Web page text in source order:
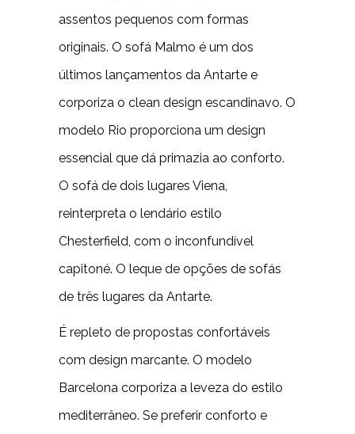
assentos pequenos com formas
originais. O sofá Malmo é um dos
últimos lançamentos da Antarte e
corporiza o clean design escandinavo. O
modelo Rio proporciona um design
essencial que dá primazia ao conforto.
O sofá de dois lugares Viena,
reinterpreta o lendário estilo
Chesterfield, com o inconfundível
capitoné. O leque de opções de sofás
de três lugares da Antarte.
É repleto de propostas confortáveis
com design marcante. O modelo
Barcelona corporiza a leveza do estilo
mediterrâneo. Se preferir conforto e